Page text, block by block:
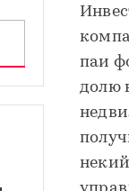
паи
долю